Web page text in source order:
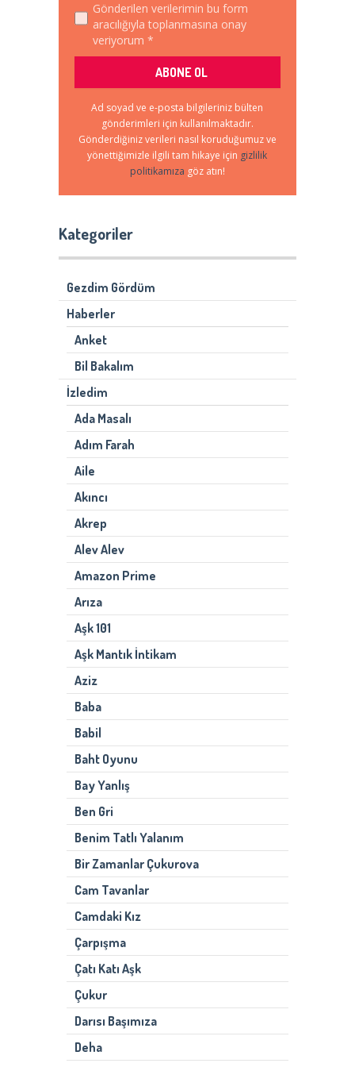
Gönderilen verilerimin bu form
aracılığıyla toplanmasına onay
veriyorum *
Ad soyad ve e-posta bilgileriniz bülten
gönderimleri için kullanılmaktadır.
Gönderdiğiniz verileri nasıl koruduğumuz ve
yönettiğimizle ilgili tam hikaye için gizlilik
politikamıza göz atın!
Kategoriler
Gezdim Gördüm
Haberler
Anket
Bil Bakalım
İzledim
Ada Masalı
Adım Farah
Aile
Akıncı
Akrep
Alev Alev
Amazon Prime
Arıza
Aşk 101
Aşk Mantık İntikam
Aziz
Baba
Babil
Baht Oyunu
Bay Yanlış
Ben Gri
Benim Tatlı Yalanım
Bir Zamanlar Çukurova
Cam Tavanlar
Camdaki Kız
Çarpışma
Çatı Katı Aşk
Çukur
Darısı Başımıza
Deha